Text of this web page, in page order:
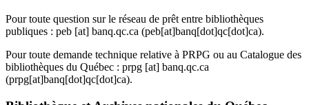
Pour toute question sur le réseau de prêt entre bibliothèques
publiques : peb [at] banq.qc.ca (peb[at]banq[dot]qc[dot]ca).
Pour toute demande technique relative à PRPG ou au Catalogue des
bibliothèques du Québec : prpg [at] banq.qc.ca
(prpg[at]banq[dot]qc[dot]ca).